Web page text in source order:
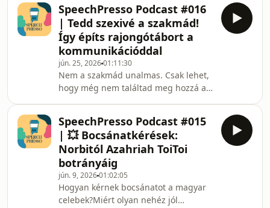
a baj.Hanem azzal, ahogy elmondod.A
legtöbb szakember pontosan tudja,
mit csinál. Csak amikor megkérdezik
tőle, hogy „És te mivel foglalkozol?”,
hirtelen előkerülnek a sablonos
mondatok, a multis szlogenek és azok
a szakmai körmondatok, amelyeket
talán még ő mag
SpeechPresso Podcast #016
| Tedd szexivé a szakmád!
Így építs rajongótábort a
kommunikációddal
jún. 25, 202601:11:30
Nem a szakmád unalmas. Csak lehet,
hogy még nem találtad meg hozzá azt
természetfilmezésből világméretű
rajongás? A főzésből társadalmi ügy?
A rendrakásból globális mozgalom? A
fizikából televíziós varázslat? És
hogyan lehet egy autós interjúból
olyan formátumot építeni, amit milliók
néznek?Ebben az adásban olyan
SpeechPresso Podcast #015
| 💥 Bocsánatkérések:
Norbitól Azahriah ToiToi
botrányáig
jún. 9, 202601:02:05
Hogyan kérnek bocsánatot a magyar
celebek?Miért olyan nehéz jól